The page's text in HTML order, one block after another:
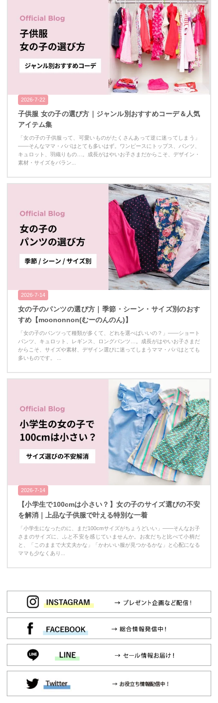
2026-7-22
子供服 女の子の選び方｜ジャンル別おすすめコーデ＆人気
アイテム集
「女の子の子供服って、可愛いものがたくさんあって逆に迷ってしまう」
——そんなママ・パパはとても多いはず。ワンピースにトップス、パンツ、
キュロット、羽織りもの…。成長がはやいお子さまだからこそ、デザイン・
素材・サイズをバラン...
2026-7-14
女の子のパンツの選び方｜季節・シーン・サイズ別のおす
すめ【moononnon(むーのんのん)】
「女の子のパンツって種類が多くて、どれを選べばいいの？」——ショート
パンツ、キュロット、レギンス、ロングパンツ…。成長がはやいお子さまだ
からこそ、サイズや素材、デザイン選びに迷ってしまうママ・パパはとても
多いものです。 ...
2026-7-14
【小学生で100cmは小さい？】女の子のサイズ選びの不安
を解消｜上品な子供服で叶える特別な一着
「小学生になったのに、まだ100cmサイズがちょうどいい」——そんなお子
さまのサイズに、ふと不安を感じていませんか。お友だちと比べて小柄だ
と、「このままで大丈夫かな」「かわいい服が見つかるかな」と心配になる
ママも少なくあり...